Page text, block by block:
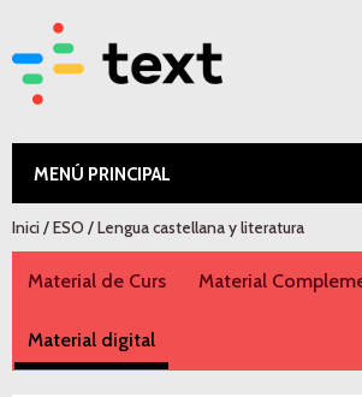
contingut
Text
Esteu aquí
Inici/ESO /Lengua castellana y literatura
Material de Curs Material
Material digital